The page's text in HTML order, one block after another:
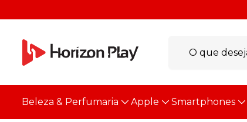
Beleza & Perfumaria Apple Smartphones